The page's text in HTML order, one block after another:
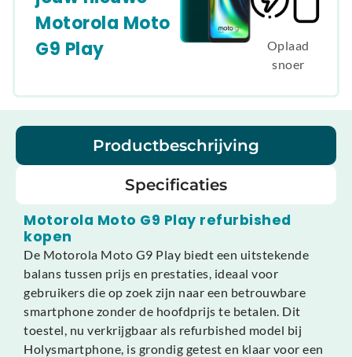
Motorola Moto
G9 Play
Oplaad
snoer
Productbeschrijving
Specificaties
Motorola Moto G9 Play refurbished
kopen
De Motorola Moto G9 Play biedt een uitstekende
balans tussen prijs en prestaties, ideaal voor
gebruikers die op zoek zijn naar een betrouwbare
smartphone zonder de hoofdprijs te betalen. Dit
toestel, nu verkrijgbaar als refurbished model bij
Holysmartphone, is grondig getest en klaar voor een